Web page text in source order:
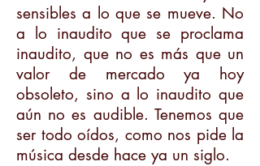
sensibles a lo que se mueve. No
a lo inaudito que se proclama
inaudito, que no es más que un
valor de mercado ya hoy
obsoleto, sino a lo inaudito que
aún no es audible. Tenemos que
ser todo oídos, como nos pide la
música desde hace ya un siglo.